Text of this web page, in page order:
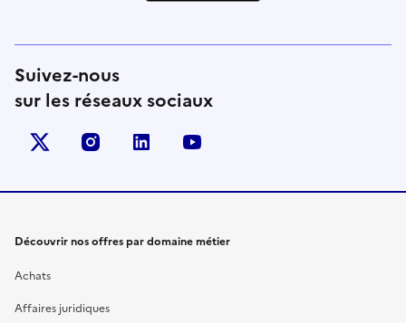
Suivez-nous
sur les réseaux sociaux
X (anciennement Twitter)
instagramlinkedin
Découvrir nos offres par domaine métier
Achats
Affaires juridiques